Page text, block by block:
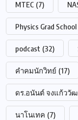
MTEC (7)
Physics Grad School
podcast (32)
คำคมนักวิทย์ (17)
ดร.อนันต์ จงแก้ววั
นาโนเทค (7)